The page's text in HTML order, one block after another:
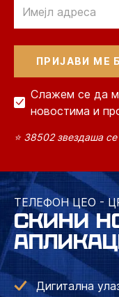
Слажем се да
новостима и
⭐ 38502 звездаша
ТЕЛЕФОН ЦЕО -
СКИНИ
Дигитална